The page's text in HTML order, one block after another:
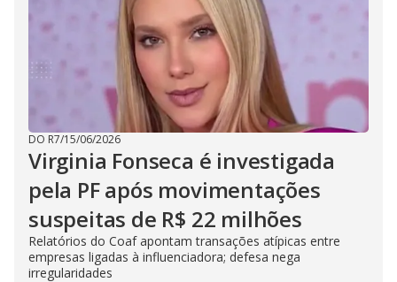
DO R7/15/06/2026
Virginia Fonseca é investigada
pela PF após movimentações
suspeitas de R$ 22 milhões
Relatórios do Coaf apontam transações atípicas entre
empresas ligadas à influenciadora; defesa nega
irregularidades